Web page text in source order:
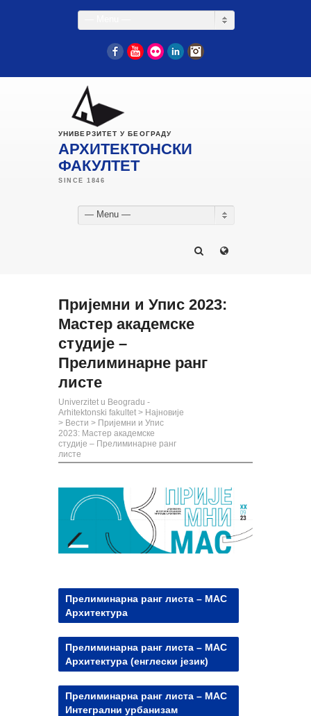
FacebookYouTube
Flickr LinkedIn
УНИВЕРЗИТЕТ У БЕОГРАДУ
АРХИТЕКТОНСКИ
ФАКУЛТЕТ
— Menu —
Пријемни и Упис 2023:
Мастер академске
студије –
Прелиминарне ранг
листе
Univerzitet u Beogradu -
Arhitektonski fakultet > Најновије
> Вести > Пријемни и Упис
2023: Мастер академске
студије – Прелиминарне ранг
листе
Прелиминарна ранг листа – МАС
Архитектура
Прелиминарна ранг листа – МАС
Архитектура (енглески језик)
Прелиминарна ранг листа – МАС
Интегрални урбанизам